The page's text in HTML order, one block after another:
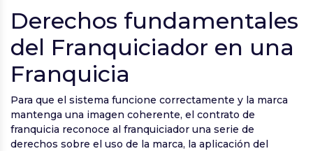
Derechos fundamentales
del Franquiciador en una
Franquicia
Para que el sistema funcione correctamente y la marca
mantenga una imagen coherente, el contrato de
franquicia reconoce al franquiciador una serie de
derechos sobre el uso de la marca, la aplicación del